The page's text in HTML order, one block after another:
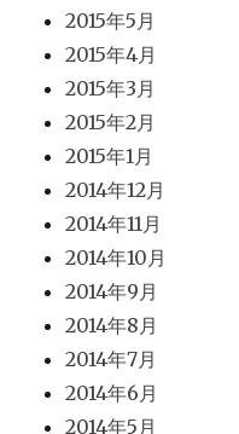
2015年5月
2015年4月
2015年3月
2015年2月
2015年1月
2014年12月
2014年11月
2014年10月
2014年9月
2014年8月
2014年7月
2014年6月
2014年5月